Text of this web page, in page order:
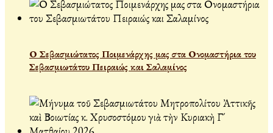
Ο Σεβασμιώτατος Ποιμενάρχης μας στα Ονομαστήρια του
Σεβασμιωτάτου Πειραιώς και Σαλαμίνος